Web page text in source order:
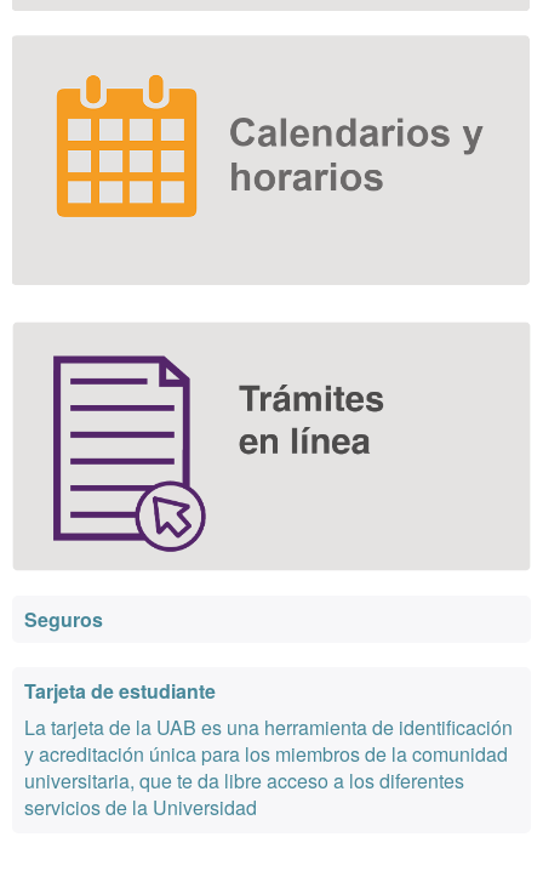
Seguros
Tarjeta de estudiante
La tarjeta de la UAB es una herramienta de identificación
y acreditación única para los miembros de la comunidad
universitaria, que te da libre acceso a los diferentes
servicios de la Universidad